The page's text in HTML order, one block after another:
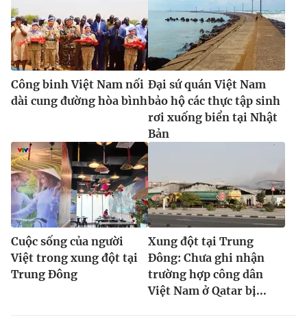
Công binh Việt Nam nối
dài cung đường hòa bình
Đại sứ quán Việt Nam
bảo hộ các thực tập sinh
rơi xuống biển tại Nhật
Bản
Cuộc sống của người
Việt trong xung đột tại
Trung Đông
Xung đột tại Trung
Đông: Chưa ghi nhận
trường hợp công dân
Việt Nam ở Qatar bị...